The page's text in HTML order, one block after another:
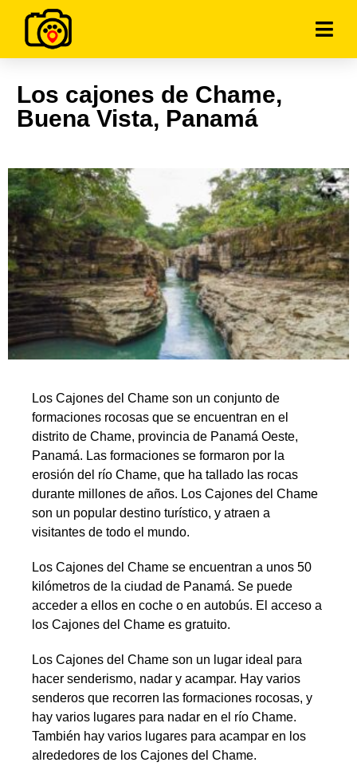
Los cajones de Chame,
Buena Vista, Panamá
Los Cajones del Chame son un conjunto de
formaciones rocosas que se encuentran en el
distrito de Chame, provincia de Panamá Oeste,
Panamá. Las formaciones se formaron por la
erosión del río Chame, que ha tallado las rocas
durante millones de años. Los Cajones del Chame
son un popular destino turístico, y atraen a
visitantes de todo el mundo.
Los Cajones del Chame se encuentran a unos 50
kilómetros de la ciudad de Panamá. Se puede
acceder a ellos en coche o en autobús. El acceso a
los Cajones del Chame es gratuito.
Los Cajones del Chame son un lugar ideal para
hacer senderismo, nadar y acampar. Hay varios
senderos que recorren las formaciones rocosas, y
hay varios lugares para nadar en el río Chame.
También hay varios lugares para acampar en los
alrededores de los Cajones del Chame.